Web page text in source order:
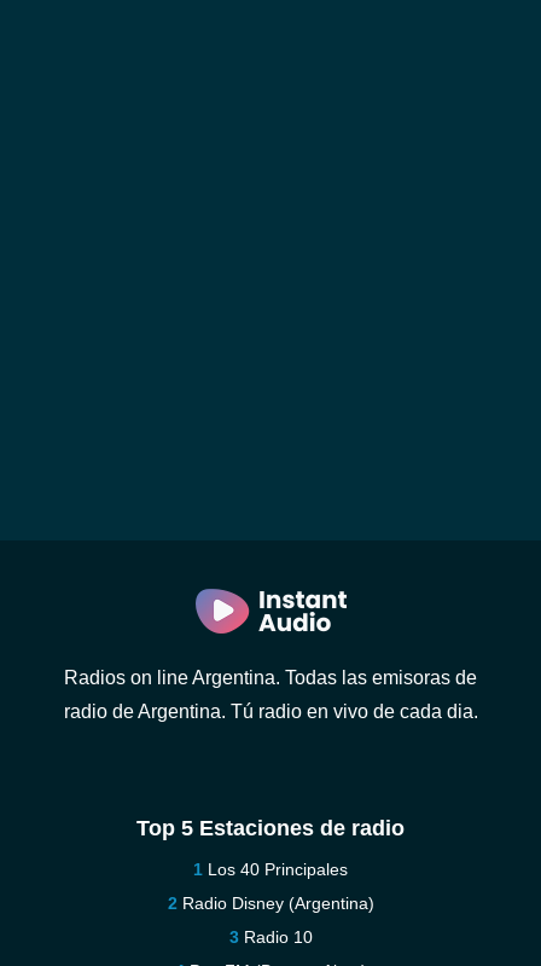
Radios on line Argentina. Todas las emisoras de
radio de Argentina. Tú radio en vivo de cada dia.
Top 5 Estaciones de radio
Los 40 Principales
Radio Disney (Argentina)
Radio 10